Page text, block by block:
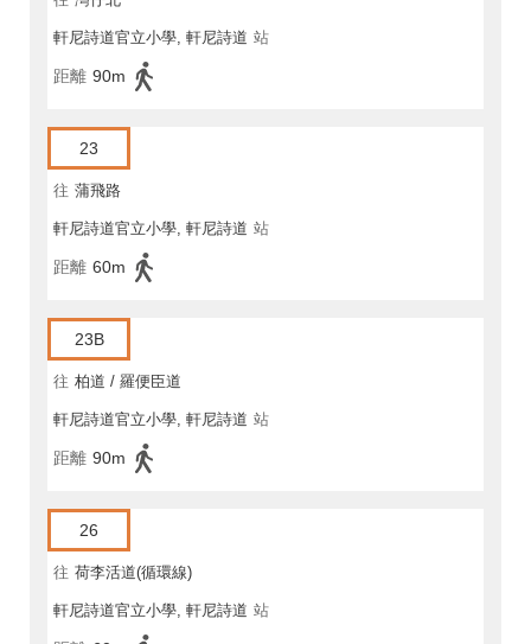
軒尼詩道官立小學, 軒尼詩道 站
距離 90m
23
往 蒲飛路
軒尼詩道官立小學, 軒尼詩道 站
距離 60m
23B
往 柏道 / 羅便臣道
軒尼詩道官立小學, 軒尼詩道 站
距離 90m
26
往 荷李活道(循環線)
軒尼詩道官立小學, 軒尼詩道 站